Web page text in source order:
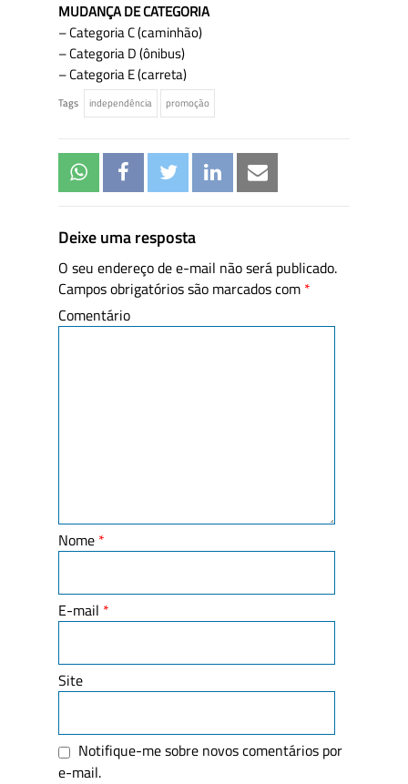
MUDANÇA DE CATEGORIA
– Categoria C (caminhão)
– Categoria D (ônibus)
– Categoria E (carreta)
Tags independência promoção
Deixe uma resposta
O seu endereço de e-mail não será publicado.
Campos obrigatórios são marcados com *
Comentário
Nome *
E-mail *
Site
Notifique-me sobre novos comentários por
e-mail.